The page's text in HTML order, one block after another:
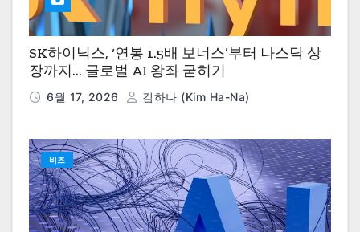
SK하이닉스, ‘연봉 1.5배 보너스’부터 나스닥 상
장까지… 글로벌 AI 왕좌 굳히기
6월 17, 2026 김하나 (Kim Ha-Na)
비즈